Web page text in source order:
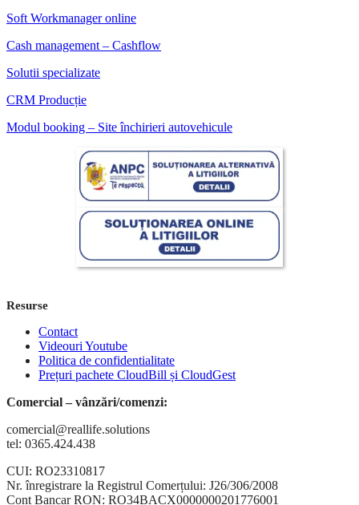
Soft Workmanager online
Cash management – Cashflow
Solutii specializate
CRM Producție
Modul booking – Site închirieri autovehicule
Resurse
Contact
Videouri Youtube
Politica de confidentialitate
Prețuri pachete CloudBill și CloudGest
Comercial – vânzări/comenzi:
comercial@reallife.solutions
tel: 0365.424.438
CUI: RO23310817
Nr. înregistrare la Registrul Comerțului: J26/306/2008
Cont Bancar RON: RO34BACX0000000201776001